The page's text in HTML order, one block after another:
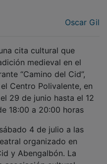
medieval en el
“Camino del Cid”,
Centro Polivalente, en
29 de junio hasta el 12
18:00 a 20:00 horas
organizado en
y Abengalbón. La
asociación cultural